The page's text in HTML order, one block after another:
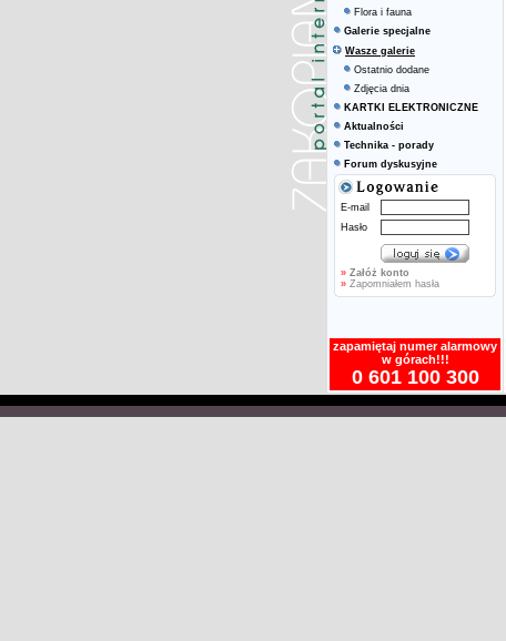
Flora i fauna
Galerie specjalne
Wasze galerie
Ostatnio dodane
Zdjęcia dnia
KARTKI ELEKTRONICZNE
Aktualności
Technika - porady
Forum dyskusyjne
E-mail
Hasło
» Załóż konto
» Zapomniałem hasła
zapamiętaj numer alarmowy
w górach!!!
0 601 100 300